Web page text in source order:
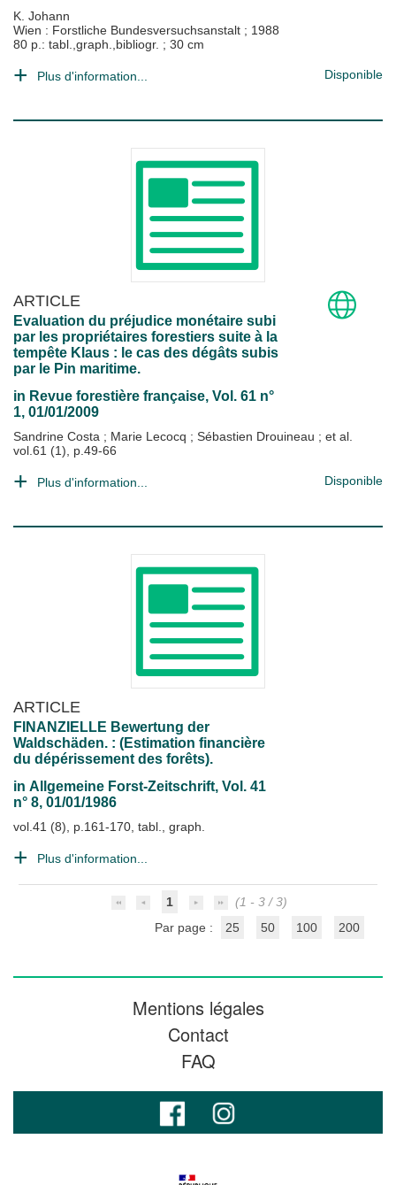
K. Johann
Wien : Forstliche Bundesversuchsanstalt ; 1988
80 p.: tabl.,graph.,bibliogr. ; 30 cm
Plus d'information... Disponible
ARTICLE
Evaluation du préjudice monétaire subi
par les propriétaires forestiers suite à la
tempête Klaus : le cas des dégâts subis
par le Pin maritime.
in Revue forestière française, Vol. 61 n°
1, 01/01/2009
Sandrine Costa ; Marie Lecocq ; Sébastien Drouineau ; et al.
vol.61 (1), p.49-66
Plus d'information... Disponible
ARTICLE
FINANZIELLE Bewertung der
Waldschäden. : (Estimation financière
du dépérissement des forêts).
in Allgemeine Forst-Zeitschrift, Vol. 41
n° 8, 01/01/1986
vol.41 (8), p.161-170, tabl., graph.
Plus d'information...
1
(1 - 3 / 3)
Par page :
25 50 100 200
Mentions légales
Contact
FAQ